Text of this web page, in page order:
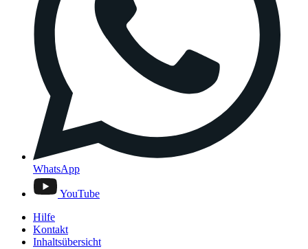
WhatsApp
YouTube
Hilfe
Kontakt
Inhaltsübersicht